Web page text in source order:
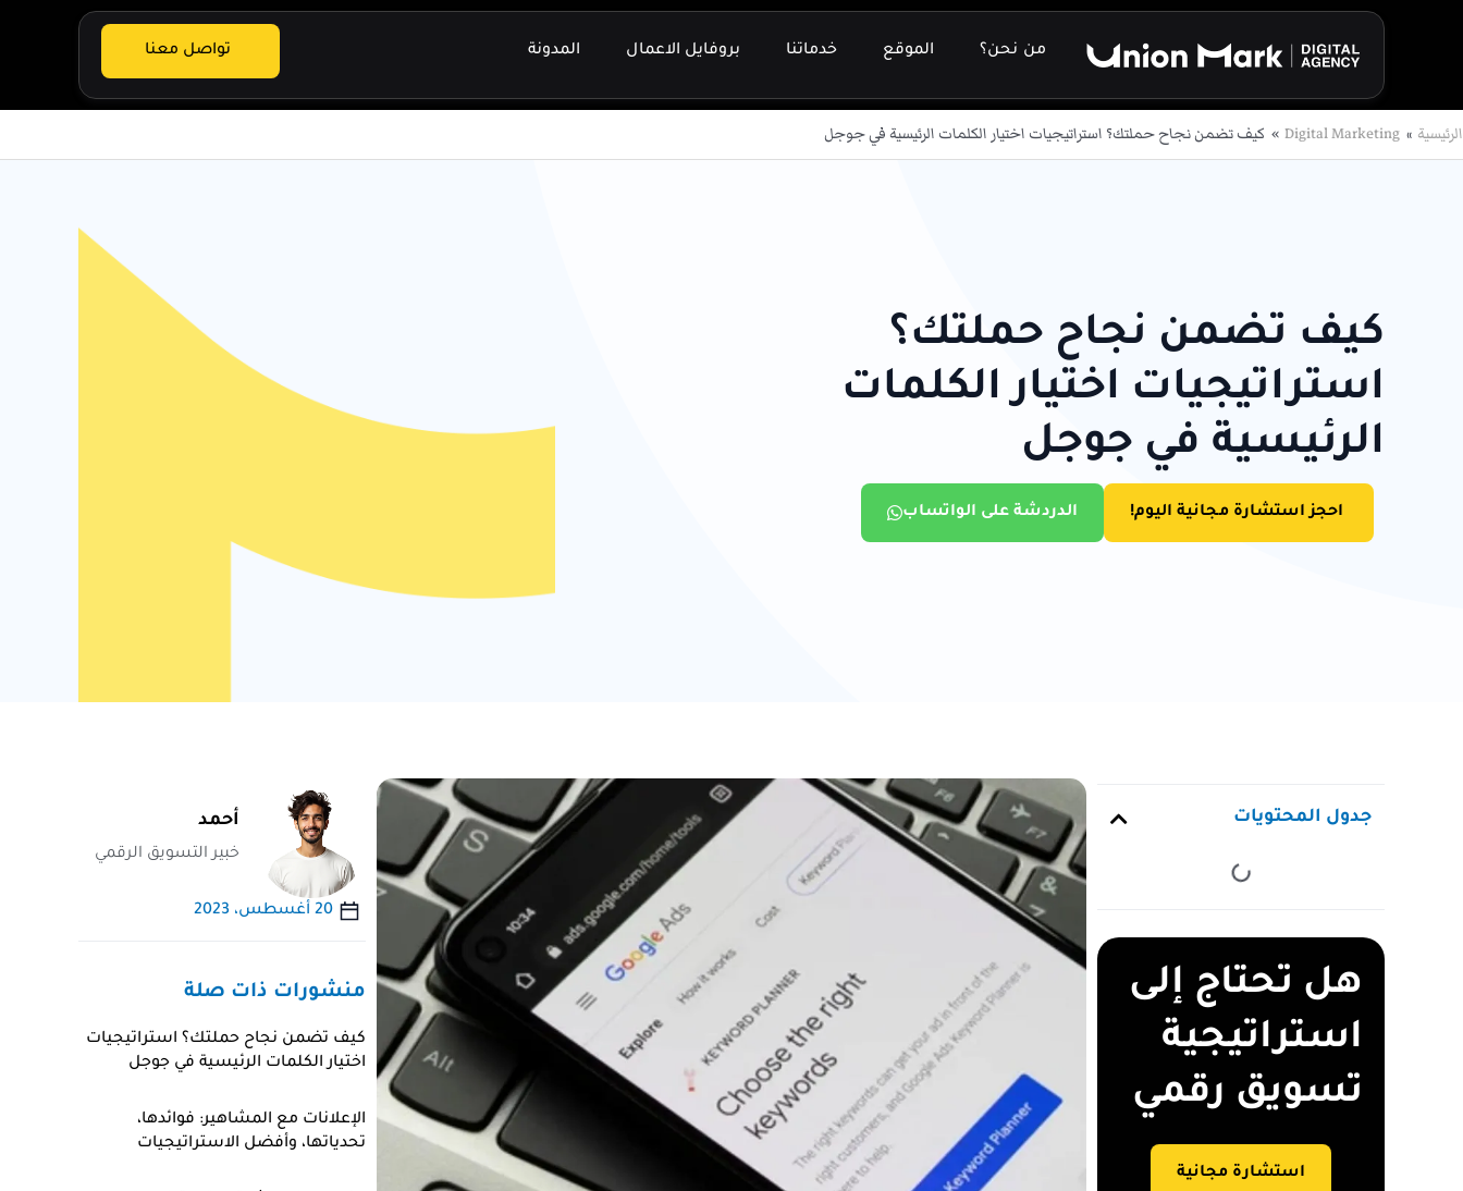
من نحن؟ الموقع خدماتنا بروفايل الاعمال المدونة تواصل معنا
الرئيسية Digital Marketing كيف تضمن نجاح حملتك؟ استراتيجيات اختيار الكلمات الرئيسية في جوجل
كيف تضمن نجاح حملتك؟
استراتيجيات اختيار الكلمات
الرئيسية في جوجل
احجز استشارة مجانية اليوم! الدردشة على الواتساب
جدول المحتويات
هل تحتاج إلى
استراتيجية
تسويق رقمي
استشارة مجانية
أحمد
خبير التسويق الرقمي
20 أغسطس، 2023
منشورات ذات صلة
كيف تضمن نجاح حملتك؟ استراتيجيات
اختيار الكلمات الرئيسية في جوجل
الإعلانات مع المشاهير: فوائدها،
تحدياتها، وأفضل الاستراتيجيات